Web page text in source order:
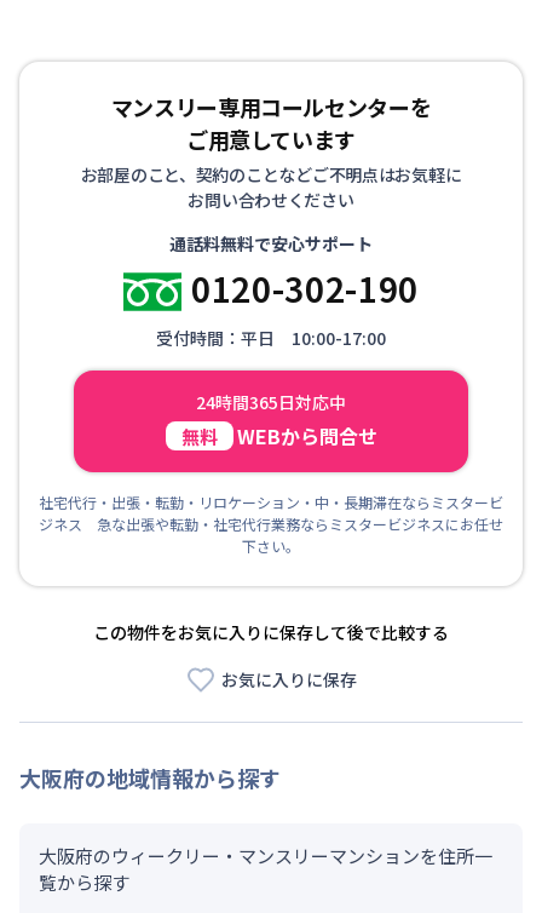
マンスリー専用コールセンターを
ご用意しています
お部屋のこと、契約のことなどご不明点はお気軽に
お問い合わせください
通話料無料で安心サポート
0120-302-190
受付時間：平日 10:00-17:00
24時間365日対応中
無料 WEBから問合せ
社宅代行・出張・転勤・リロケーション・中・長期滞在ならミスタービ
ジネス 急な出張や転勤・社宅代行業務ならミスタービジネスにお任せ
下さい。
この物件をお気に入りに保存して後で比較する
お気に入りに保存
大阪府の地域情報から探す
大阪府のウィークリー・マンスリーマンションを住所一
覧から探す